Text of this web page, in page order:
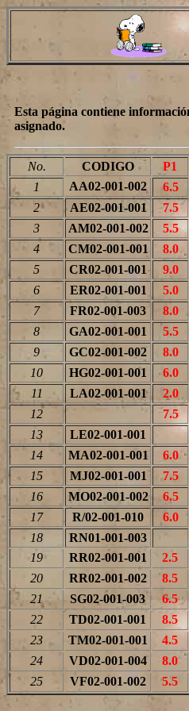
Esta página contiene
asignado.
No. CODIGO P1
1
AA02-001-002 6.5
2
AE02-001-001 7.5
3
AM02-001-002 5.5
4
CM02-001-001 8.0
5
CR02-001-001 9.0
6
ER02-001-001 5.0
7
FR02-001-003 8.0
8
GA02-001-001 5.5
9
GC02-001-002 8.0
10
HG02-001-001 6.0
11
LA02-001-001 2.0
12
7.5
13
LE02-001-001
14
MA02-001-001 6.0
15
MJ02-001-001 7.5
16
MO02-001-002 6.5
17
R/02-001-010 6.0
18
RN01-001-003
19
RR02-001-001 2.5
20
RR02-001-002 8.5
21
SG02-001-003 6.5
22
TD02-001-001 8.5
23
TM02-001-001 4.5
24
VD02-001-004 8.0
25
VF02-001-002 5.5